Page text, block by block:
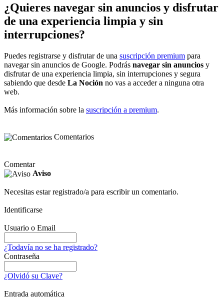
¿Quieres navegar sin anuncios y disfrutar
de una experiencia limpia y sin
interrupciones?
Puedes registrarse y disfrutar de una suscripción premium para
navegar sin anuncios de Google. Podrás navegar sin anuncios y
disfrutar de una experiencia limpia, sin interrupciones y segura
sabiendo que desde La Noción no vas a acceder a ninguna otra
web.
Más información sobre la suscripción a premium.
Comentarios
Comentar
Aviso
Necesitas estar registrado/a para escribir un comentario.
Identificarse
Usuario o Email
¿Todavía no se ha registrado?
Contraseña
¿Olvidó su Clave?
Entrada automática